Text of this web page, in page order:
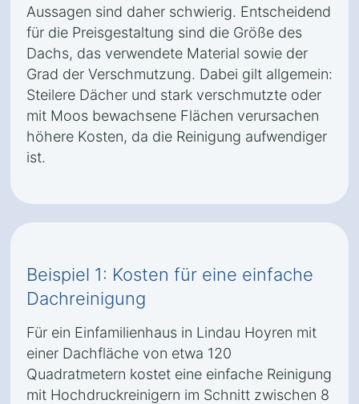
Aussagen sind daher schwierig. Entscheidend
für die Preisgestaltung sind die Größe des
Dachs, das verwendete Material sowie der
Grad der Verschmutzung. Dabei gilt allgemein:
Steilere Dächer und stark verschmutzte oder
mit Moos bewachsene Flächen verursachen
höhere Kosten, da die Reinigung aufwendiger
ist.
Beispiel 1: Kosten für eine einfache
Dachreinigung
Für ein Einfamilienhaus in Lindau Hoyren mit
einer Dachfläche von etwa 120
Quadratmetern kostet eine einfache Reinigung
mit Hochdruckreinigern im Schnitt zwischen 8